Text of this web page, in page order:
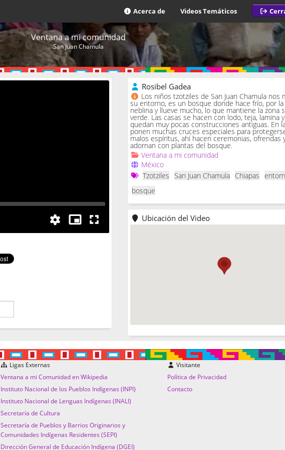
Acerca de Videos Temáticos
Ventana a mi comunidad
San Juan Chamula
Rosibel Gadea
Los niños tzotziles de San Juan Chamula nos
su entorno, es un bosque donde hace frío, por
neblina y llueve mucho, lo que mantiene la zona
verde. Las casas se hacen con lodo, teja, lamina
quedan muy pocas construcciones antiguas. En
ponen muchas cruces especiales para
malos espíritus, ahí hacen ceremonias, ofrendas
adornan con plantas del bosque.
Ventana a mi comunidad
México
Tzotziles San Juan Chamula Chiapas
bosque
Ubicación del Video
Ligas Externas
Ventana a mi Comunidad en Wikipedia
Instituto Nacional de los Pueblos Indígenas (INPI)
Instituto Nacional de Lenguas Indígenas (INALI)
Secretaría de Cultura
Secretaría de Pueblos y Barrios Originarios y
Comunidades Indígenas Residentes (SEPI)
Dirección General de Educación Indígena (DGEI)
Visitante
Política de Privacidad
Contacto